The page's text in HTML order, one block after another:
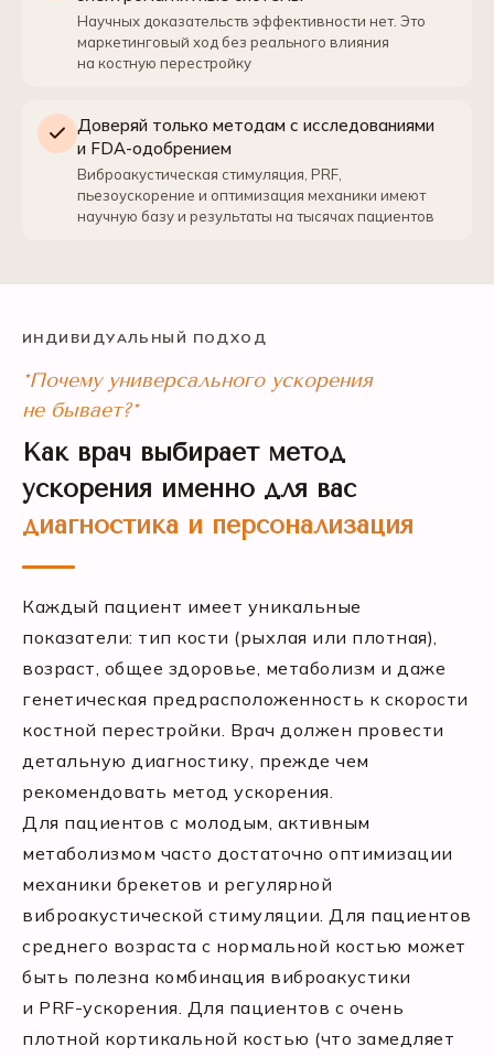
Научных доказательств эффективности нет. Это
маркетинговый ход без реального влияния
на костную перестройку
Доверяй только методам с исследованиями
и FDA-одобрением
Виброакустическая стимуляция, PRF,
пьезоускорение и оптимизация механики имеют
научную базу и результаты на тысячах пациентов
ИНДИВИДУАЛЬНЫЙ ПОДХОД
*Почему универсального ускорения
не бывает?*
Как врач выбирает метод
ускорения именно для вас
диагностика и персонализация
Каждый пациент имеет уникальные
показатели: тип кости (рыхлая или плотная),
возраст, общее здоровье, метаболизм и даже
генетическая предрасположенность к скорости
костной перестройки. Врач должен провести
детальную диагностику, прежде чем
рекомендовать метод ускорения.
Для пациентов с молодым, активным
метаболизмом часто достаточно оптимизации
механики брекетов и регулярной
виброакустической стимуляции. Для пациентов
среднего возраста с нормальной костью может
быть полезна комбинация виброакустики
и PRF-ускорения. Для пациентов с очень
плотной кортикальной костью (что замедляет